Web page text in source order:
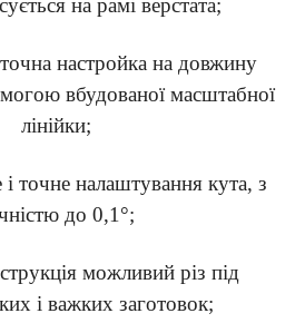
на рамі верстата;
настройка на довжину
вбудованої масштабної
лінійки;
і точне налаштування кута, з
до 0,1°;
можливий різ під
і важких заготовок;